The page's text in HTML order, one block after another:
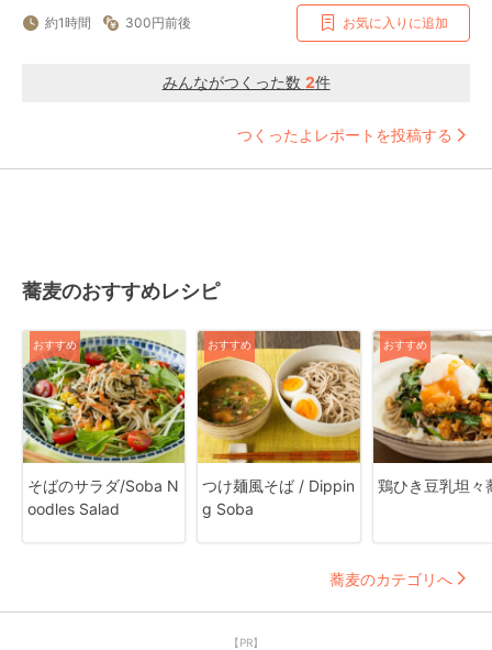
約1時間 300円前後 お気に入りに追加
みんながつくった数 2件
つくったよレポートを投稿する
蕎麦のおすすめレシピ
おすすめ
そばのサラダ/Soba N
oodles Salad
おすすめ
つけ麺風そば / Dippin
g Soba
おすすめ
鶏ひき豆乳坦々
蕎麦のカテゴリへ
【PR】